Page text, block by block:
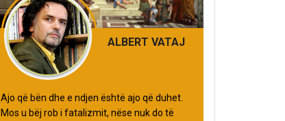
ALBERT VATAJ
Ajo që bën dhe e ndjen është ajo që duhet.
Mos u bëj rob i fatalizmit, nëse nuk do të